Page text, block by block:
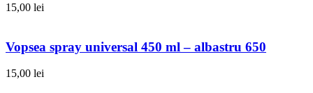
15,00 lei
Vopsea spray universal 450 ml – albastru 650
15,00 lei